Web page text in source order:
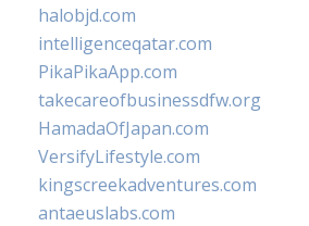
halobjd.com
intelligenceqatar.com
PikaPikaApp.com
takecareofbusinessdfw.org
HamadaOfJapan.com
VersifyLifestyle.com
kingscreekadventures.com
antaeuslabs.com